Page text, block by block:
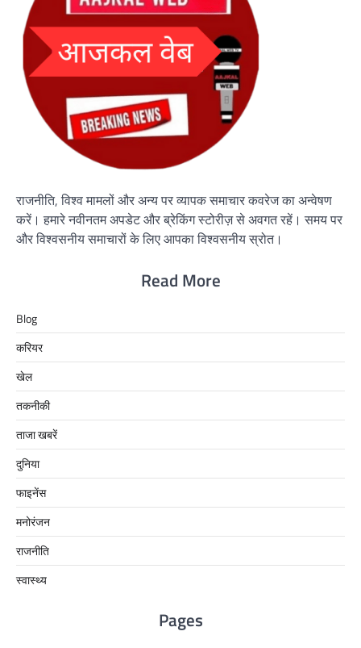
राजनीति, विश्व मामलों और अन्य पर व्यापक समाचार कवरेज का अन्वेषण
करें। हमारे नवीनतम अपडेट और ब्रेकिंग स्टोरीज़ से अवगत रहें। समय पर
और विश्वसनीय समाचारों के लिए आपका विश्वसनीय स्रोत।
Read More
Blog
करियर
खेल
तकनीकी
ताजा खबरें
दुनिया
फाइनेंस
मनोरंजन
राजनीति
स्वास्थ्य
Pages